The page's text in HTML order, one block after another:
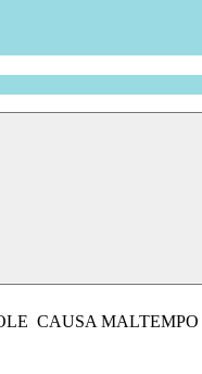
CAUSA MALTEMPO